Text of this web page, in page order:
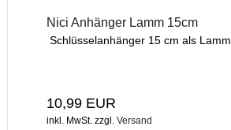
Nici Anhänger Lamm 15cm
Schlüsselanhänger 15 cm als Lamm
10,99 EUR
inkl. MwSt. zzgl. Versand